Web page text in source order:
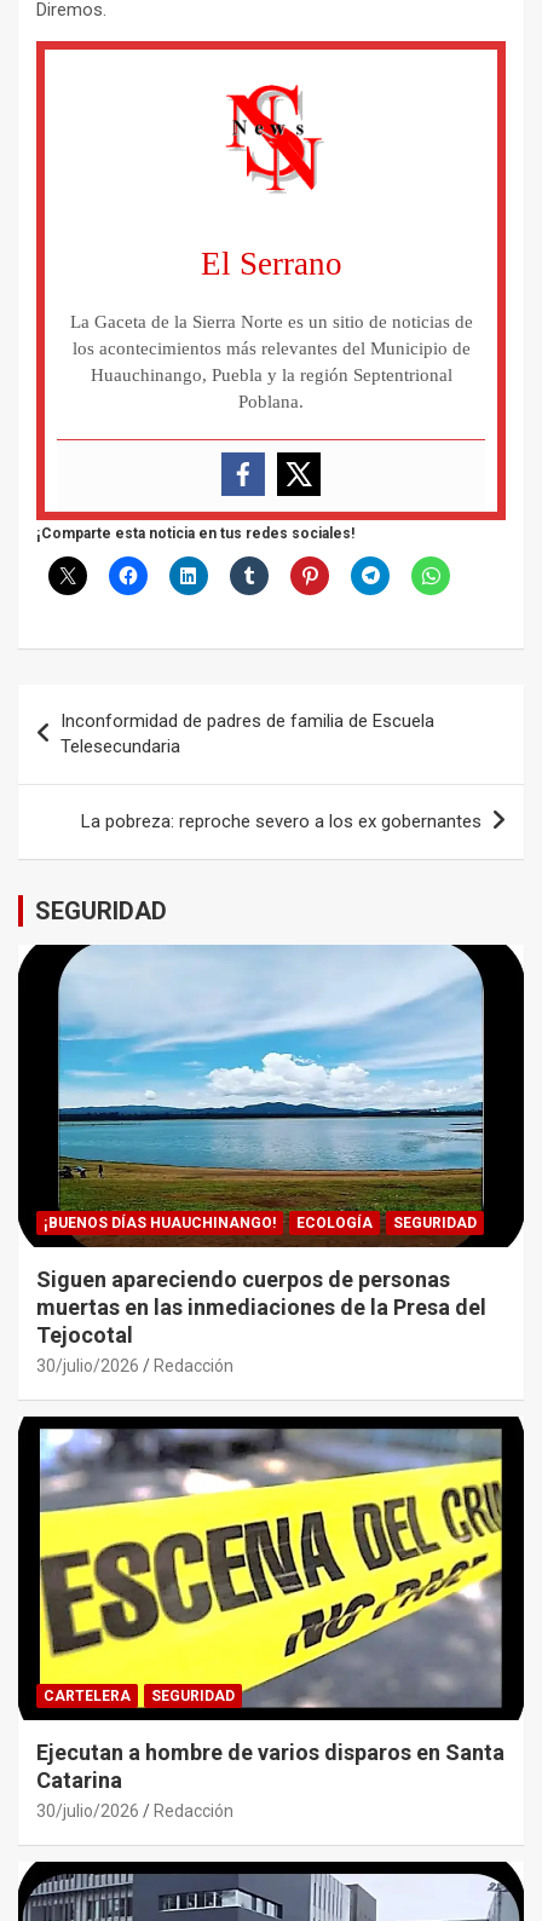
Diremos.
El Serrano
La Gaceta de la Sierra Norte es un sitio de noticias de
los acontecimientos más relevantes del Municipio de
Huauchinango, Puebla y la región Septentrional
Poblana.
¡Comparte esta noticia en tus redes sociales!
de
entradas
Inconformidad de padres de familia de Escuela
Telesecundaria
La pobreza: reproche severo a los ex gobernantes
SEGURIDAD
¡BUENOS DÍAS HUAUCHINANGO! ECOLOGÍA SEGURIDAD
Siguen apareciendo cuerpos de personas
muertas en las inmediaciones de la Presa del
Tejocotal
30/julio/2026 Redacción
CARTELERA SEGURIDAD
Ejecutan a hombre de varios disparos en Santa
Catarina
30/julio/2026 Redacción